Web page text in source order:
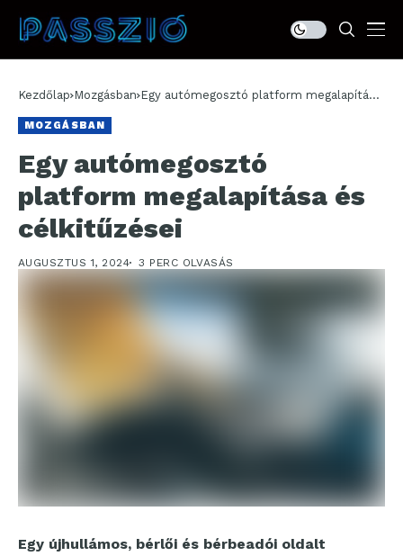
Kezdőlap Mozgásban Egy autómegosztó platform megalapítása
MOZGÁSBAN
Egy autómegosztó
platform megalapítása és
célkitűzései
AUGUSZTUS 1, 2024 3 PERC OLVASÁS
Egy újhullámos, bérlői és bérbeadói oldalt